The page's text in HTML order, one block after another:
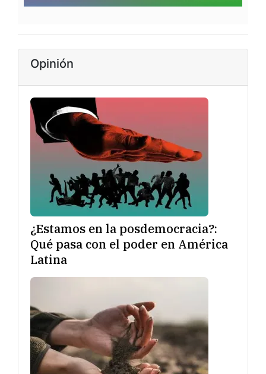
Opinión
¿Estamos en la posdemocracia?:
Qué pasa con el poder en América
Latina